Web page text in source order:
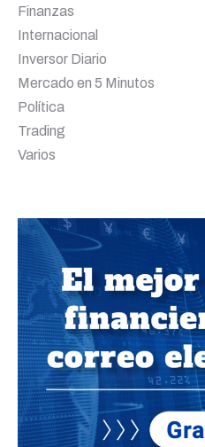
Finanzas
Internacional
Inversor Diario
Mercado en 5 Minutos
Política
Trading
Varios